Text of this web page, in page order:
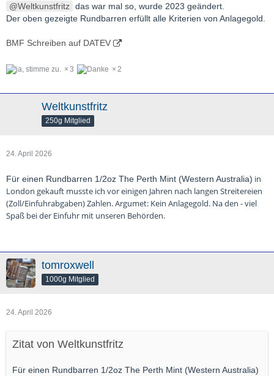
Weltkunstfritz das war mal so, wurde 2023 geändert.
Der oben gezeigte Rundbarren erfüllt alle Kriterien von Anlagegold.
BMF Schreiben auf DATEV
3 2
Weltkunstfritz
250g Mitglied
24. April 2026
Für einen Rundbarren 1/2oz The Perth Mint (Western Australia) in
London gekauft musste ich vor einigen Jahren nach langen Streitereien
(Zoll/Einfuhrabgaben) Zahlen. Argumet: Kein Anlagegold. Na den - viel
Spaß bei der Einfuhr mit unseren Behörden.
tomroxwell
1000g Mitglied
24. April 2026
Zitat von Weltkunstfritz
Für einen Rundbarren 1/2oz The Perth Mint (Western Australia)